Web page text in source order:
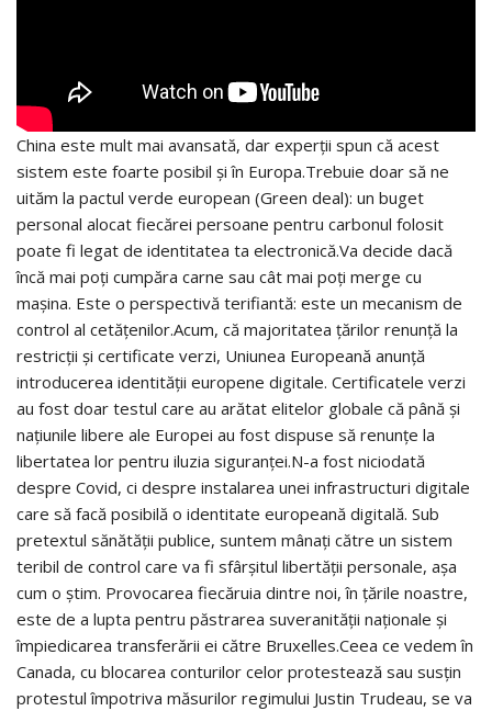
China este mult mai avansată, dar experții spun că acest
sistem este foarte posibil și în Europa.Trebuie doar să ne
uităm la pactul verde european (Green deal): un buget
personal alocat fiecărei persoane pentru carbonul folosit
poate fi legat de identitatea ta electronică.Va decide dacă
încă mai poți cumpăra carne sau cât mai poți merge cu
mașina. Este o perspectivă terifiantă: este un mecanism de
control al cetățenilor.Acum, că majoritatea țărilor renunță la
restricții și certificate verzi, Uniunea Europeană anunță
introducerea identității europene digitale. Certificatele verzi
au fost doar testul care au arătat elitelor globale că până și
națiunile libere ale Europei au fost dispuse să renunțe la
libertatea lor pentru iluzia siguranței.N-a fost niciodată
despre Covid, ci despre instalarea unei infrastructuri digitale
care să facă posibilă o identitate europeană digitală. Sub
pretextul sănătății publice, suntem mânați către un sistem
teribil de control care va fi sfârșitul libertății personale, așa
cum o știm. Provocarea fiecăruia dintre noi, în țările noastre,
este de a lupta pentru păstrarea suveranității naționale și
împiedicarea transferării ei către Bruxelles.Ceea ce vedem în
Canada, cu blocarea conturilor celor protestează sau susțin
protestul împotriva măsurilor regimului Justin Trudeau, se va